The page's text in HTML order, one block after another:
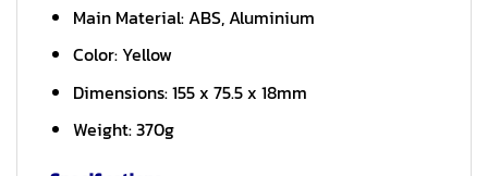
Main Material: ABS, Aluminium
Color: Yellow
Dimensions: 155 x 75.5 x 18mm
Weight: 370g